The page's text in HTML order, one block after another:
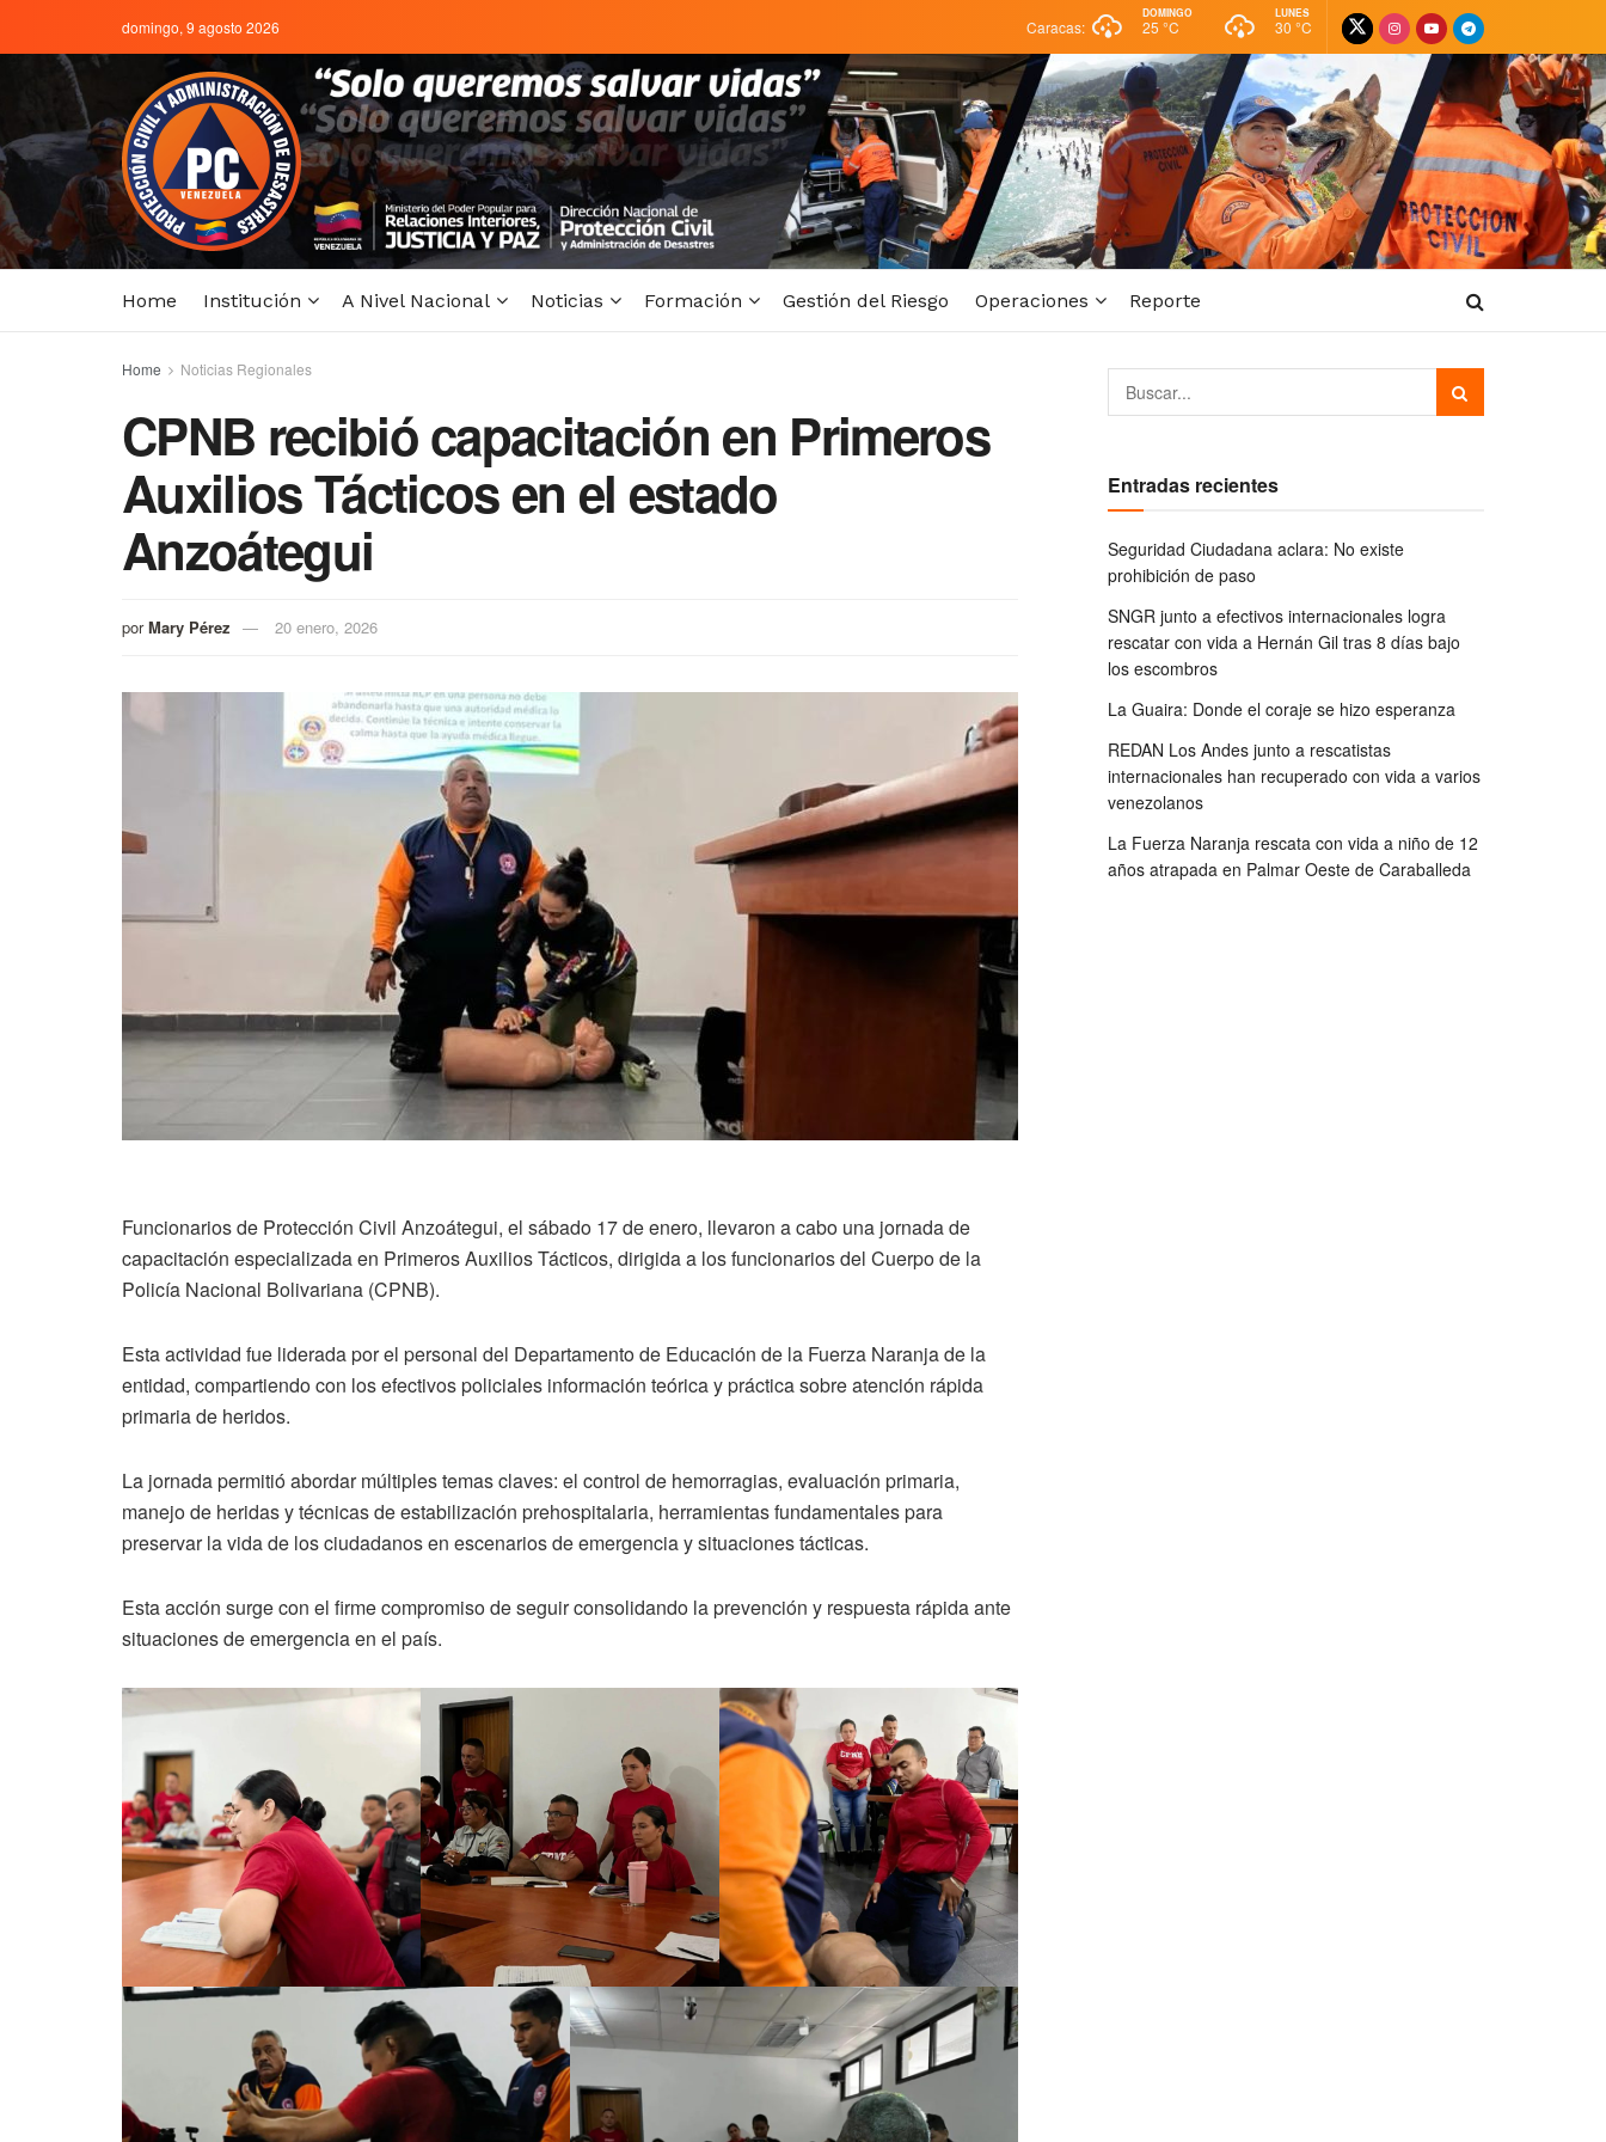
domingo, 9 agosto 2026 Caracas:
DOMINGO
25 °C
LUNES
30 °C
Home Institución A Nivel Nacional Noticias Formación Gestión del Riesgo Operaciones Reporte
Home Noticias Regionales
CPNB recibió capacitación en Primeros
Auxilios Tácticos en el estado
Anzoátegui
por Mary Pérez 20 enero, 2026
Funcionarios de Protección Civil Anzoátegui, el sábado 17 de enero, llevaron a cabo una jornada de
capacitación especializada en Primeros Auxilios Tácticos, dirigida a los funcionarios del Cuerpo de la
Policía Nacional Bolivariana (CPNB).
Esta actividad fue liderada por el personal del Departamento de Educación de la Fuerza Naranja de la
entidad, compartiendo con los efectivos policiales información teórica y práctica sobre atención rápida
primaria de heridos.
La jornada permitió abordar múltiples temas claves: el control de hemorragias, evaluación primaria,
manejo de heridas y técnicas de estabilización prehospitalaria, herramientas fundamentales para
preservar la vida de los ciudadanos en escenarios de emergencia y situaciones tácticas.
Esta acción surge con el firme compromiso de seguir consolidando la prevención y respuesta rápida ante
situaciones de emergencia en el país.
Entradas recientes
Seguridad Ciudadana aclara: No existe
prohibición de paso
SNGR junto a efectivos internacionales logra
rescatar con vida a Hernán Gil tras 8 días bajo
los escombros
La Guaira: Donde el coraje se hizo esperanza
REDAN Los Andes junto a rescatistas
internacionales han recuperado con vida a varios
venezolanos
La Fuerza Naranja rescata con vida a niño de 12
años atrapada en Palmar Oeste de Caraballeda